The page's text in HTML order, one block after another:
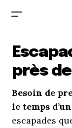
près
Besoin de
le temps
escapades